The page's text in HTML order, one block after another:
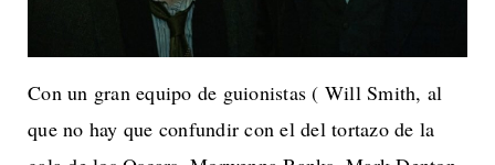
Con un gran equipo de guionistas ( Will Smith, al
que no hay que confundir con el del tortazo de la